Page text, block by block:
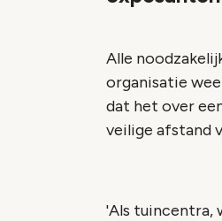
Alle
organisatie
dat het over
veilige afstand
'Als tuincentra,